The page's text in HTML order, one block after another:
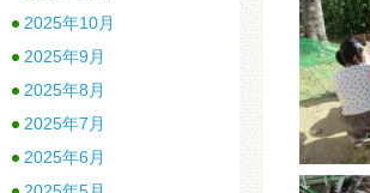
2025年10月
2025年9月
2025年8月
2025年7月
2025年6月